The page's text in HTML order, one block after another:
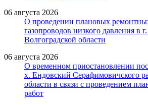
06 августа 2026
О проведении плановых
газопроводов низкого давления в
Волгоградской области
06 августа 2026
О временном приостановлении
х. Ендовский Серафимовичского
области в связи с проведением
работ